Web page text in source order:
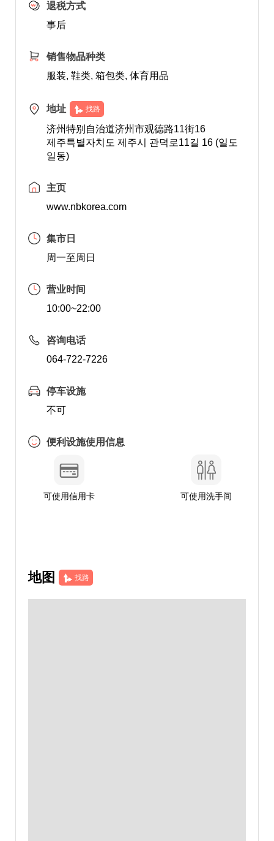
退税方式
事后
销售物品种类
服装, 鞋类, 箱包类, 体育用品
地址 找路
济州特别自治道济州市观德路11街16
제주특별자치도 제주시 관덕로11길 16 (일도
일동)
主页
www.nbkorea.com
集市日
周一至周日
营业时间
10:00~22:00
咨询电话
064-722-7226
停车设施
不可
便利设施使用信息
可使用信用卡 可使用洗手间
地图 找路